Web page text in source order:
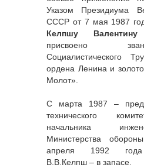
Указом Президиума
СССР от 7 мая 1987
Келпшу Валентину
присвоено
Социалистического
ордена Ленина и
Молот».
С марта 1987 –
технического
начальника
Министерства
апреля 1992 года
В.В.Келпш – в запасе.